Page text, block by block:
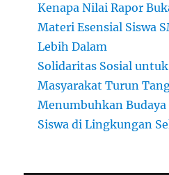
Kenapa Nilai Rapor
Materi Esensial Siswa
Lebih Dalam
Solidaritas Sosial
Masyarakat Turun
Menumbuhkan
Siswa di Lingkungan